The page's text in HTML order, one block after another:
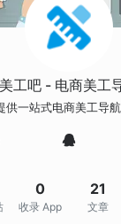
美工吧 - 电商美工
供一站式电商美工导
0
收录 App
21
文章